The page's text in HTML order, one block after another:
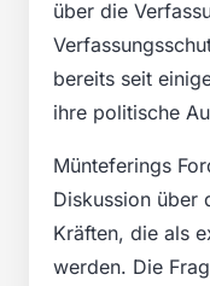
über die
bereits seit
ihre politische
Münteferings
Diskussion über
Kräften, die als
werden. Die